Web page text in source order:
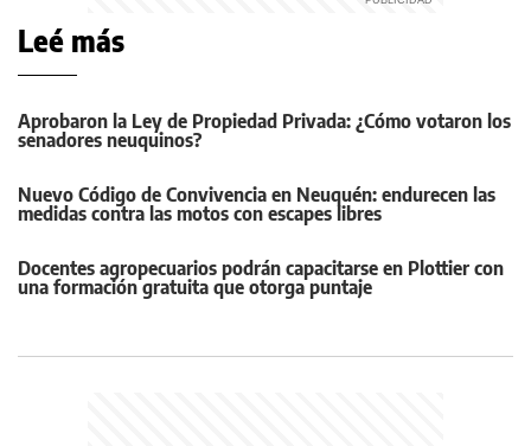
Leé más
Aprobaron la Ley de Propiedad Privada: ¿Cómo votaron los
senadores neuquinos?
Nuevo Código de Convivencia en Neuquén: endurecen las
medidas contra las motos con escapes libres
Docentes agropecuarios podrán capacitarse en Plottier con
una formación gratuita que otorga puntaje